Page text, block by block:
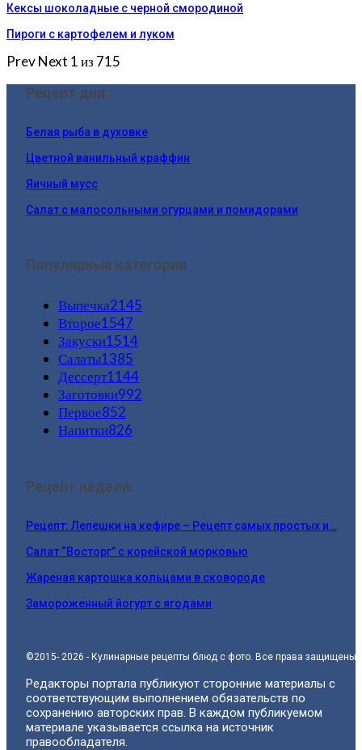
Кексы шоколадные с черной смородиной
Пироги c картофелем и луком
PrevNext 1 из 715
Рецепт дня:
Белая рыба в духовке
Цветной ванильный краффин
Яичный мусс
Салат с малосольными огурцами и помидорами
Популярные категории
Выпечка2145
Второе1547
Закуски1514
Салаты1385
Дессерт1144
Заготовки992
Первое852
Напитки826
Рецепт недели:
Рецепт: Лепешки на кефире – Рецепт самых простых и…
Салат “Восторг” с корейской морковью
Жареная картошка кольцами в сковороде
Замороженный йогурт с ягодами
©2015- 2026 - Кулинарные рецепты блюд с фото. Все права защищены.
Редакторы портала публикуют сторонние материалы с
соответствующим выполнением обязательств по
сохранению авторских прав. В каждом публикуемом
материале указывается ссылка на источник
правообладателя.